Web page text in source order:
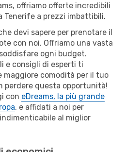
offriamo offerte incredibili
Tenerife a prezzi imbattibili.
devi sapere per prenotare il
con noi. Offriamo una vasta
ogni budget.
e consigli di esperti ti
maggiore comodità per il tuo
perdere questa opportunità!
con eDreams, la più grande
, e affidati a noi per
al miglior